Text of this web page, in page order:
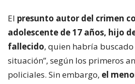
El presunto autor del crimen
adolescente de 17 años, hijo
fallecido, quien habría buscado
situación”, según los primeros
policiales. Sin embargo, el